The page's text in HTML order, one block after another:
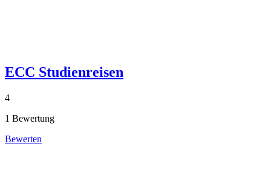
ECC Studienreisen
4
1 Bewertung
Bewerten